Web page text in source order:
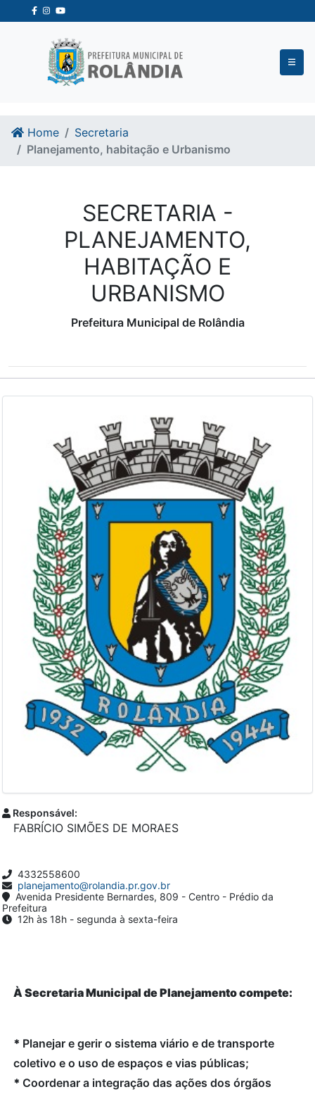
Ir para o conteudo
Ir para o fim do conteudo
Home
Secretaria
Planejamento, habitação e Urbanismo
SECRETARIA -
PLANEJAMENTO,
HABITAÇÃO E
URBANISMO
Prefeitura Municipal de Rolândia
Responsável:
FABRÍCIO SIMÕES DE MORAES
4332558600
planejamento@rolandia.pr.gov.br
Avenida Presidente Bernardes, 809 - Centro - Prédio da
Prefeitura
12h às 18h - segunda à sexta-feira
À Secretaria Municipal de Planejamento compete:
* Planejar e gerir o sistema viário e de transporte
coletivo e o uso de espaços e vias públicas;
* Coordenar a integração das ações dos órgãos